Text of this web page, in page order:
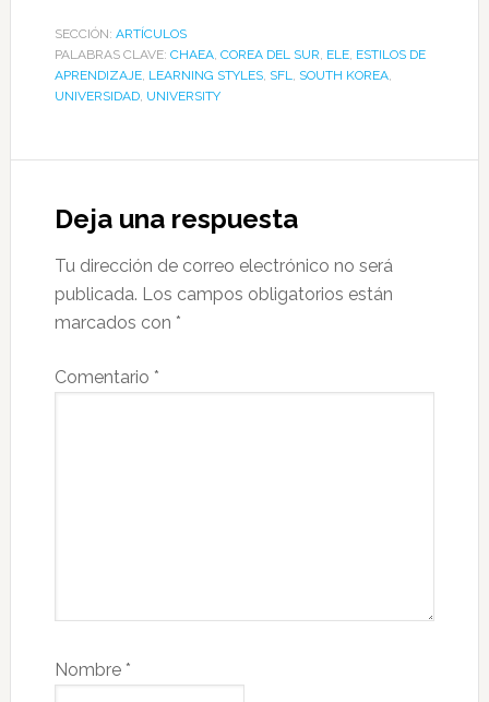
SECCIÓN: ARTÍCULOS
PALABRAS CLAVE: CHAEA, COREA DEL SUR, ELE, ESTILOS DE
APRENDIZAJE, LEARNING STYLES, SFL, SOUTH KOREA,
UNIVERSIDAD, UNIVERSITY
Interactions
Deja una respuesta
Tu dirección de correo electrónico no será
publicada. Los campos obligatorios están
marcados con *
Comentario *
Nombre *